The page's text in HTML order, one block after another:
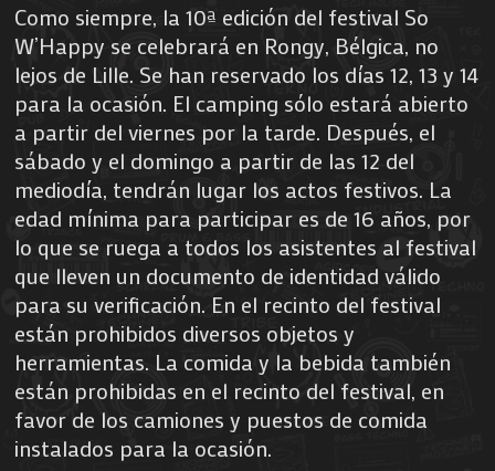
Como siempre, la 10ª edición del festival So
W’Happy se celebrará en Rongy, Bélgica, no
lejos de Lille. Se han reservado los días 12, 13 y 14
para la ocasión. El camping sólo estará abierto
a partir del viernes por la tarde. Después, el
sábado y el domingo a partir de las 12 del
mediodía, tendrán lugar los actos festivos. La
edad mínima para participar es de 16 años, por
lo que se ruega a todos los asistentes al festival
que lleven un documento de identidad válido
para su verificación. En el recinto del festival
están prohibidos diversos objetos y
herramientas. La comida y la bebida también
están prohibidas en el recinto del festival, en
favor de los camiones y puestos de comida
instalados para la ocasión.